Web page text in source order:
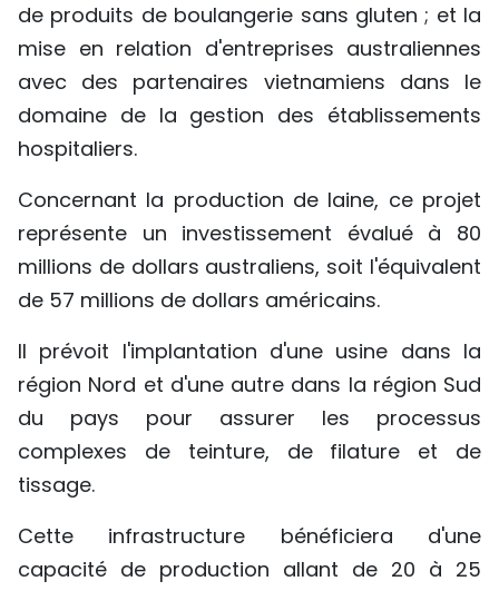
de produits de boulangerie sans gluten ; et la
mise en relation d'entreprises australiennes
avec des partenaires vietnamiens dans le
domaine de la gestion des établissements
hospitaliers.
Concernant la production de laine, ce projet
représente un investissement évalué à 80
millions de dollars australiens, soit l'équivalent
de 57 millions de dollars américains.
Il prévoit l'implantation d'une usine dans la
région Nord et d'une autre dans la région Sud
du pays pour assurer les processus
complexes de teinture, de filature et de
tissage.
Cette infrastructure bénéficiera d'une
capacité de production allant de 20 à 25